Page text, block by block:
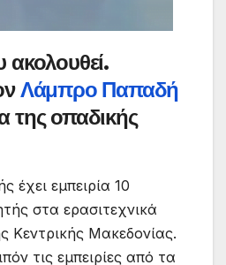
ακολουθεί.
Λάμπρο Παπαδή
της οπαδικής
εμπειρία 10
στα ερασιτεχνικά
Μακεδονίας.
τις εμπειρίες από τα